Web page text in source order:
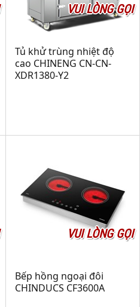
VUI LÒNG GỌI
Tủ khử trùng nhiệt độ
cao CHINENG CN-CN-
XDR1380-Y2
VUI LÒNG GỌI
Bếp hồng ngoại đôi
CHINDUCS CF3600A